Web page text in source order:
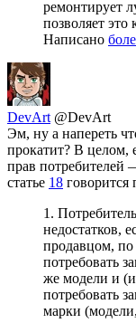
ремонтирует
позволяет это
Написано
DevArt @DevArt
Эм, ну а напереть
прокатит? В целом,
прав потребителей
статье 18
1.
недостатков,
продавцом, по
потребовать
же модели и
потребовать
марки